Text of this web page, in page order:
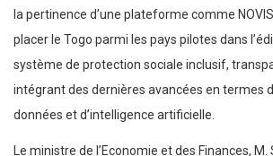
la pertinence d’une plateforme comme
placer le Togo parmi les pays pilotes dans
système de protection sociale inclusif,
intégrant des dernières avancées en termes
données et d’intelligence artificielle.
Le ministre de l’Economie et des Finances,